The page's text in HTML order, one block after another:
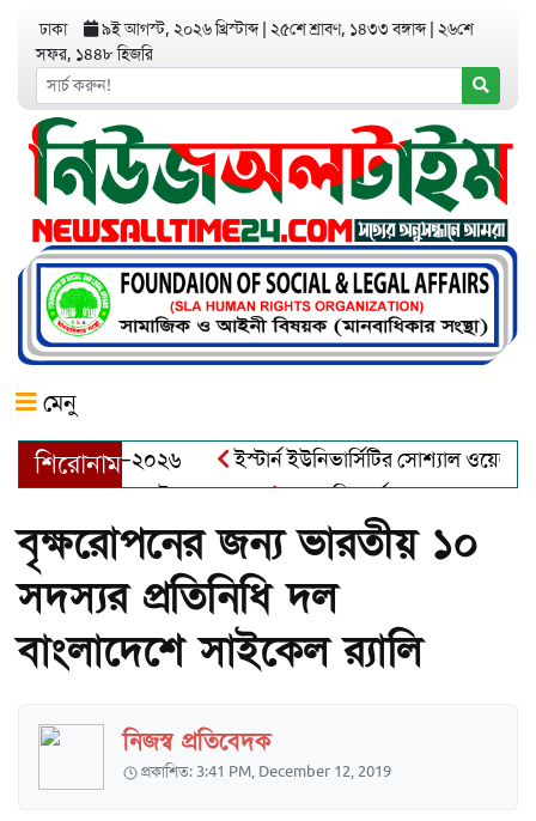
ঢাকা ৯ই আগস্ট, ২০২৬ খ্রিস্টাব্দ ২৫শে শ্রাবণ, ১৪৩৩ বঙ্গাব্দ ২৬শে
সফর, ১৪৪৮ হিজরি
মেনু
শিরোনাম
অ্যাওয়ার্ড–২০২৬
ইস্টার্ন ইউনিভার্সিটির সোশ্যাল
খালেক এর ইন্তেকাল
আত্মশুদ্ধি অর্জন ও অশুভকে বর্জন করে
বৃক্ষরোপনের জন্য ভারতীয় ১০
সদস্যর প্রতিনিধি দল
বাংলাদেশে সাইকেল র‌্যালি
নিজস্ব প্রতিবেদক
প্রকাশিত: 3:41 PM, December 12, 2019